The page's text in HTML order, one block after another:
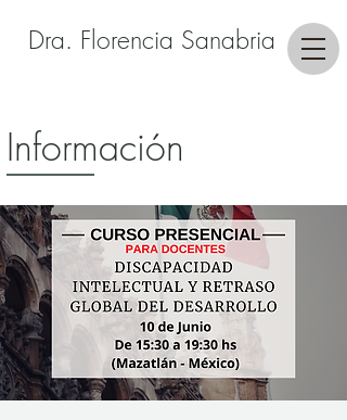
Dra. Florencia Sanabria
Información